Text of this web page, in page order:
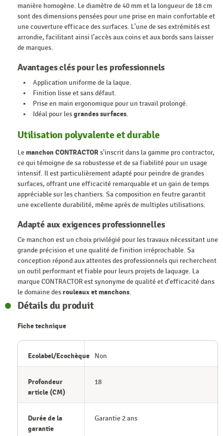
manière homogène. Le diamètre de 40 mm et la longueur de 18 cm
sont des dimensions pensées pour une prise en main confortable et
une couverture efficace des surfaces. L'une de ses extrémités est
arrondie, facilitant ainsi l'accès aux coins et aux bords sans laisser
de marques.
Avantages clés pour les professionnels
Application uniforme de la laque.
Finition lisse et sans défaut.
Prise en main ergonomique pour un travail prolongé.
Idéal pour lesgrandes surfaces.
Utilisation polyvalente et durable
Lemanchon CONTRACTORs'inscrit dans la gamme pro contractor,
ce qui témoigne de sa robustesse et de sa fiabilité pour un usage
intensif. Il est particulièrement adapté pour peindre de grandes
surfaces, offrant une efficacité remarquable et un gain de temps
appréciable sur les chantiers. Sa composition en feutre garantit
une excellente durabilité, même après de multiples utilisations.
Adapté aux exigences professionnelles
Ce manchon est un choix privilégié pour les travaux nécessitant une
grande précision et une qualité de finition irréprochable. Sa
conception répond aux attentes des professionnels qui recherchent
un outil performant et fiable pour leurs projets de laquage. La
marque CONTRACTOR est synonyme de qualité et d'efficacité dans
le domaine desrouleaux et manchons.
Détails du produit
Fiche technique
Ecolabel/Ecochèque Non
Profondeur
article (CM)
18
Durée de la
garantie
Garantie 2 ans